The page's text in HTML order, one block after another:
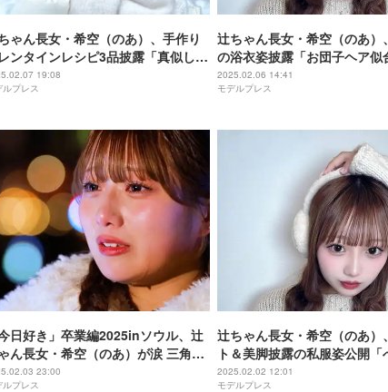
ゃん長女・希空（のあ）、手作り
ンタインレシピ3品披露「真似した
「簡単なのに美味しそう」の声
19:08
ルプレス
辻ちゃん長女・希空（のあ）
の浴衣姿披露「お団子ヘア似
「横顔も可愛すぎる」の声
2025.02.06 14:41
モデルプレス
今日好き」卒業編2025inソウル、辻
ん長女・希空（のあ）が涙 三角関
恋に悩み【ネタバレあり】
23:00
ルプレス
辻ちゃん長女・希空（のあ）
ト＆美脚披露の私服姿公開「
スかな？」「可愛すぎる」と
2025.02.02 12:01
モデルプレス